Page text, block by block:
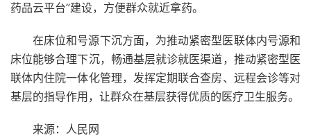
药品云平台”建设，方便群众就近拿药。
在床位和号源下沉方面，为推动紧密型医联体内号源和
床位能够合理下沉，畅通基层就诊就医渠道，推动紧密型医
联体内住院一体化管理，发挥定期联合查房、远程会诊等对
基层的指导作用，让群众在基层获得优质的医疗卫生服务。
来源：人民网